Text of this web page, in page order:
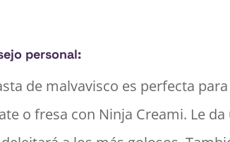
personal:
de malvavisco es perfecta
o fresa con Ninja Creami. Le